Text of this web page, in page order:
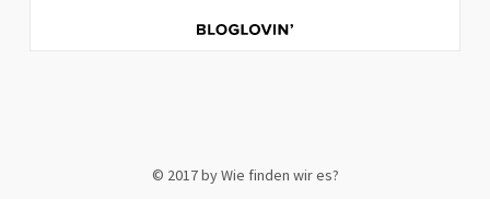
© 2017 by Wie finden wir es?